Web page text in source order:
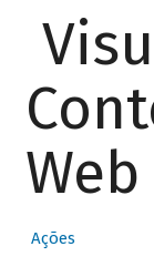
Web
Ações